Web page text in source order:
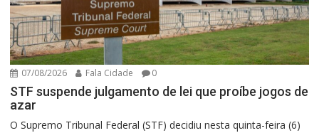
07/08/2026 Fala Cidade 0
STF suspende julgamento de lei que proíbe jogos de
azar
O Supremo Tribunal Federal (STF) decidiu nesta quinta-feira (6)